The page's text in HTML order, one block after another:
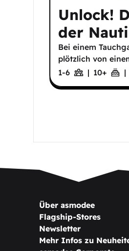
Unlock!
der
Bei einem
plötzlich von
1-6
| 10+ |
Über asmodee
Flagship-Stores
Newsletter
Mehr Infos zu